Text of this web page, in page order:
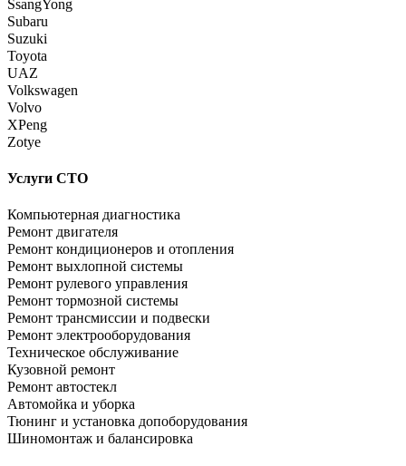
SsangYong
Subaru
Suzuki
Toyota
UAZ
Volkswagen
Volvo
XPeng
Zotye
Услуги СТО
Компьютерная диагностика
Ремонт двигателя
Ремонт кондиционеров и отопления
Ремонт выхлопной системы
Ремонт рулевого управления
Ремонт тормозной системы
Ремонт трансмиссии и подвески
Ремонт электрооборудования
Техническое обслуживание
Кузовной ремонт
Ремонт автостекл
Автомойка и уборка
Тюнинг и установка допоборудования
Шиномонтаж и балансировка